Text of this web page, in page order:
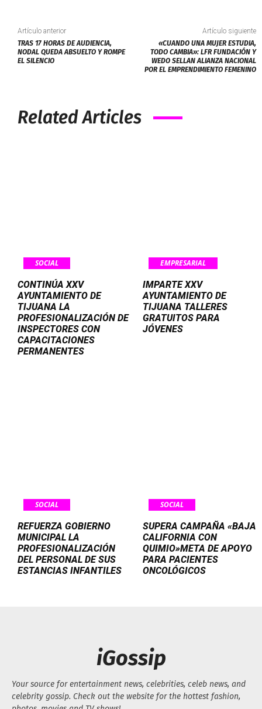
Artículo anterior
TRAS 17 HORAS DE AUDIENCIA,
NODAL QUEDA ABSUELTO Y ROMPE
EL SILENCIO
Artículo siguiente
«CUANDO UNA MUJER ESTUDIA,
TODO CAMBIA»: LFR FUNDACIÓN Y
WEDO SELLAN ALIANZA NACIONAL
POR EL EMPRENDIMIENTO FEMENINO
Related Articles
SOCIAL
CONTINÚA XXV
AYUNTAMIENTO DE
TIJUANA LA
PROFESIONALIZACIÓN DE
INSPECTORES CON
CAPACITACIONES
PERMANENTES
EMPRESARIAL
IMPARTE XXV
AYUNTAMIENTO DE
TIJUANA TALLERES
GRATUITOS PARA
JÓVENES
SOCIAL
REFUERZA GOBIERNO
MUNICIPAL LA
PROFESIONALIZACIÓN
DEL PERSONAL DE SUS
ESTANCIAS INFANTILES
SOCIAL
SUPERA CAMPAÑA «BAJA
CALIFORNIA CON
QUIMIO»META DE APOYO
PARA PACIENTES
ONCOLÓGICOS
iGossip
Your source for entertainment news, celebrities, celeb news, and
celebrity gossip. Check out the website for the hottest fashion,